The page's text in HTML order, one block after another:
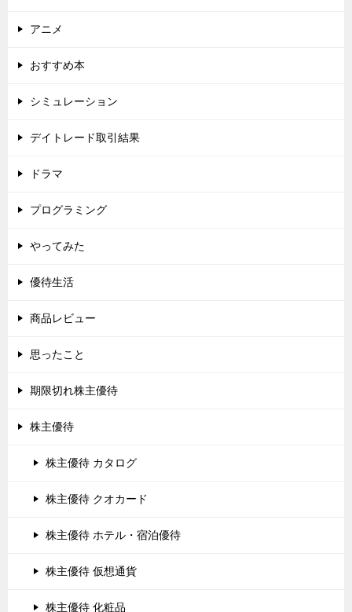
アニメ
おすすめ本
シミュレーション
デイトレード取引結果
ドラマ
プログラミング
やってみた
優待生活
商品レビュー
思ったこと
期限切れ株主優待
株主優待
株主優待 カタログ
株主優待 クオカード
株主優待 ホテル・宿泊優待
株主優待 仮想通貨
株主優待 化粧品